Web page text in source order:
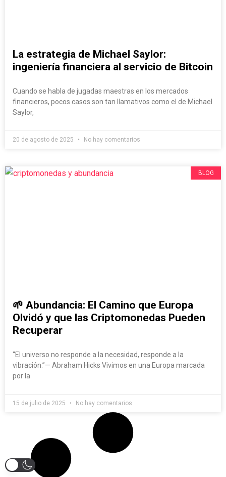
La estrategia de Michael Saylor:
ingeniería financiera al servicio de Bitcoin
Cuando se habla de jugadas maestras en los mercados
financieros, pocos casos son tan llamativos como el de Michael
Saylor,
20 de agosto de 2025 No hay comentarios
BLOG
🌱 Abundancia: El Camino que Europa
Olvidó y que las Criptomonedas Pueden
Recuperar
“El universo no responde a la necesidad, responde a la
vibración.”— Abraham Hicks Vivimos en una Europa marcada
por la
15 de julio de 2025 No hay comentarios